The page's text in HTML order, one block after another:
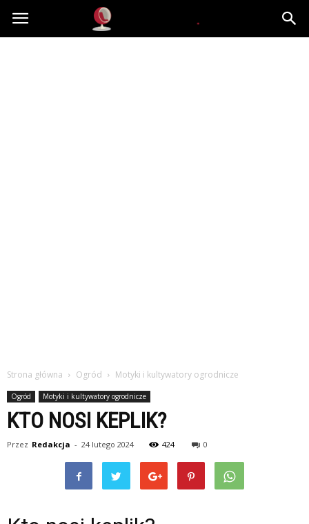
Dekoteria.pl
Strona główna Ogród Motyki i kultywatory ogrodnicze
Ogród Motyki i kultywatory ogrodnicze
KTO NOSI KEPLIK?
Przez Redakcja - 24 lutego 2024 424 0